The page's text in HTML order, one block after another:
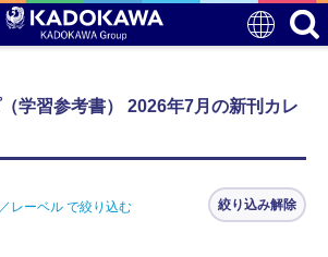
学習参考書） 2026年7月の新刊カレ
レーベル で絞り込む 絞り込み解除